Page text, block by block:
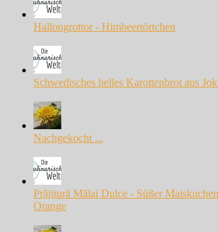
Hallongrottor - Himbeertörtchen
Schwedisches helles Karottenbrot aus
Nachgekocht ...
Prăjitură Mălai Dulce - Süßer
Orange